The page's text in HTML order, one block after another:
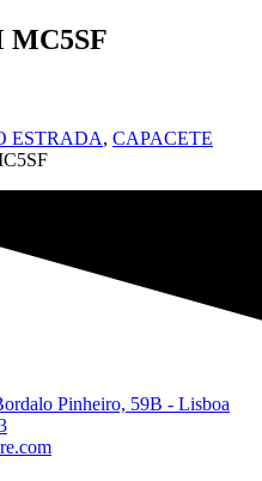
MC5SF
ESTRADA, CAPACETE
Pinheiro, 59B - Lisboa